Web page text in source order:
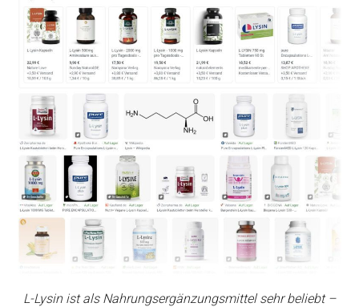
L-Lysin ist als Nahrungsergänzungsmittel sehr beliebt –